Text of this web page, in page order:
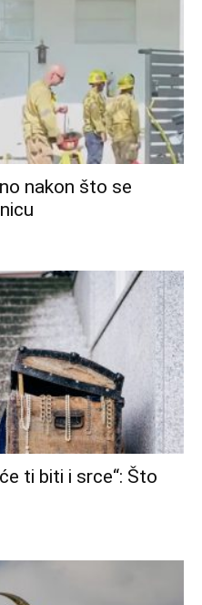
nakon što se
ti biti i srce“: Što